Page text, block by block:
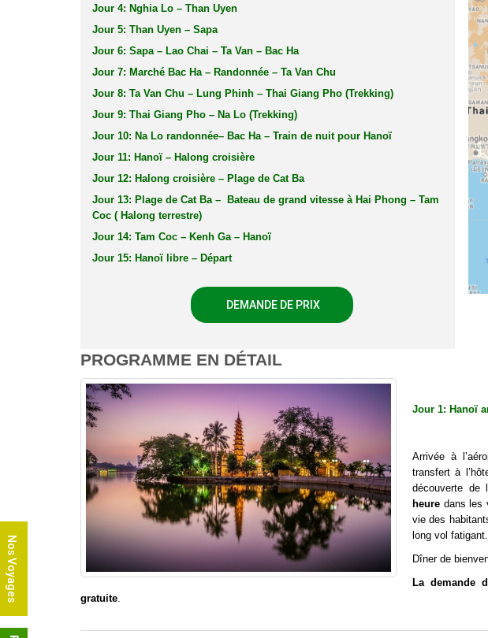
Jour 4: Nghia Lo – Than Uyen
Jour 5: Than Uyen – Sapa
Jour 6: Sapa – Lao Chai – Ta Van – Bac Ha
Jour 7: Marché Bac Ha – Randonnée – Ta Van Chu
Jour 8: Ta Van Chu – Lung Phinh – Thai Giang Pho (Trekking)
Jour 9: Thai Giang Pho – Na Lo (Trekking)
Jour 10: Na Lo randonnée– Bac Ha – Train de nuit pour Hanoï
Jour 11: Hanoï – Halong croisière
Jour 12: Halong croisière – Plage de Cat Ba
Jour 13: Plage de Cat Ba – Bateau de grand vitesse à Hai Phong – Tam
Coc ( Halong terrestre)
Jour 14: Tam Coc – Kenh Ga – Hanoï
Jour 15: Hanoï libre – Départ
DEMANDE DE PRIX
PROGRAMME EN DÉTAIL
Jour 1: Hanoï
Arrivée à
transfert à
découverte
heure dans les
vie des
long vol fatigant.
Dîner de
La demande
gratuite.
Nos Voyages